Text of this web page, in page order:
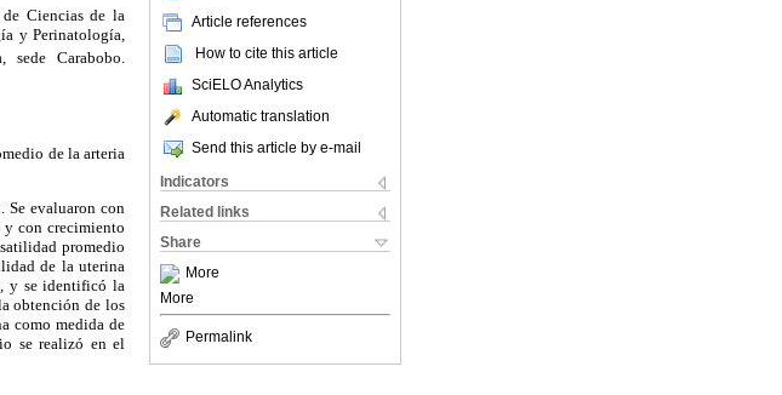
Article references
How to cite this article
SciELO Analytics
Automatic translation
Send this article by e-mail
Indicators
Related links
Share
More
More
Permalink
Ciencias de la
y Perinatología,
sede Carabobo.
de la arteria
Se evaluaron con
y con crecimiento
promedio
de la uterina
y se identificó la
obtención de los
como medida de
se realizó en el